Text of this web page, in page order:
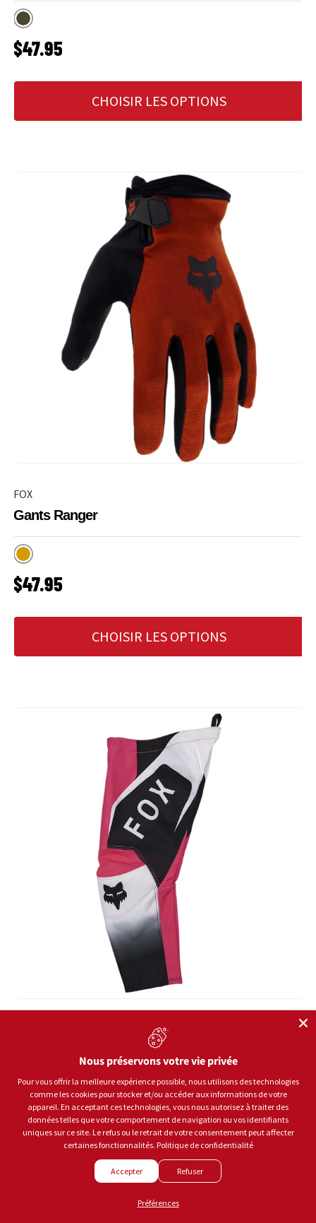
Military
PRIX HABITUEL
$47.95
CHOISIR LES OPTIONS
FOX
Gants Ranger
Burnt Orange
PRIX HABITUEL
$47.95
CHOISIR LES OPTIONS
Pantalons 180 Lean Kids
Rose
PRIX HABITUEL
$89.95
CHOISIR LES OPTIONS
Nous préservons votre vie privée
Pour vous offrir la meilleure expérience possible, nous utilisons des technologies
comme les cookies pour stocker et/ou accéder aux informations de votre
appareil. En acceptant ces technologies, vous nous autorisez à traiter des
données telles que votre comportement de navigation ou vos identifiants
uniques sur ce site. Le refus ou le retrait de votre consentement peut affecter
certaines fonctionnalités. Politique de confidentialité
Accepter Refuser
Préférences